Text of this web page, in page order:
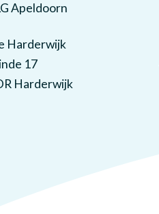
Apeldoorn
Harderwijk
17
Harderwijk